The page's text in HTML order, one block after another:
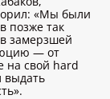
«Мы были
позже так
замерзшей
— от
на свой hard
выдать